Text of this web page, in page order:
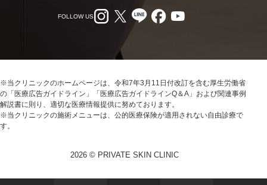
FOLLOW US
※当クリニックのホームページは、令和7年3月11日付改訂を含む厚生労働省
の「医療広告ガイドライン」「医療広告ガイドラインQ＆A」および関連事例
解説書に則り、適切な医療情報提供に努めております。
※当クリニックの施術メニューは、公的医療保険が適用されない自由診療で
す。
2026 © PRIVATE SKIN CLINIC